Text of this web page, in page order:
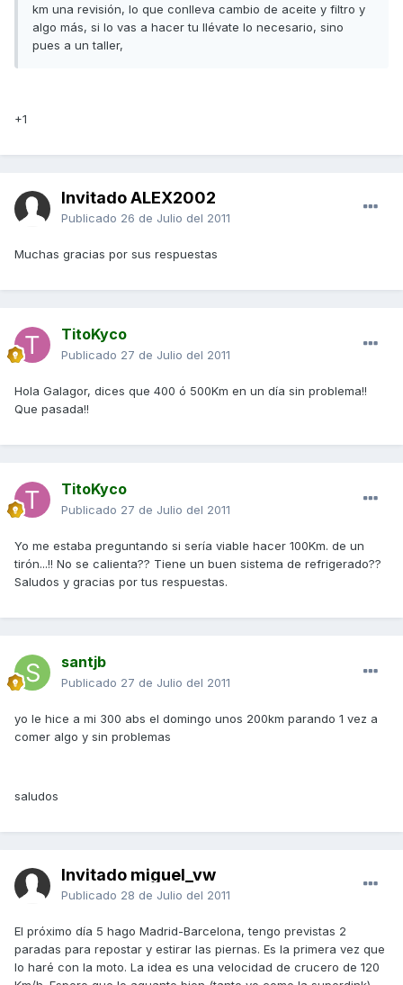
km una revisión, lo que conlleva cambio de aceite y filtro y
algo más, si lo vas a hacer tu llévate lo necesario, sino
pues a un taller,
+1
Invitado ALEX2002
Publicado 26 de Julio del 2011
Muchas gracias por sus respuestas
TitoKyco
Publicado 27 de Julio del 2011
Hola Galagor, dices que 400 ó 500Km en un día sin problema!!
Que pasada!!
TitoKyco
Publicado 27 de Julio del 2011
Yo me estaba preguntando si sería viable hacer 100Km. de un
tirón...!! No se calienta?? Tiene un buen sistema de refrigerado??
Saludos y gracias por tus respuestas.
santjb
Publicado 27 de Julio del 2011
yo le hice a mi 300 abs el domingo unos 200km parando 1 vez a
comer algo y sin problemas
saludos
Invitado miguel_vw
Publicado 28 de Julio del 2011
El próximo día 5 hago Madrid-Barcelona, tengo previstas 2
paradas para repostar y estirar las piernas. Es la primera vez que
lo haré con la moto. La idea es una velocidad de crucero de 120